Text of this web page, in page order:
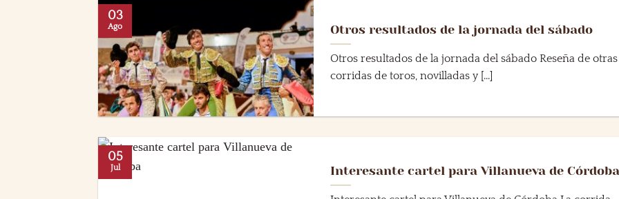
Otros resultados de la jornada del sábado
Otros resultados de la jornada del sábado Reseña de otras
corridas de toros, novilladas y [...]
03
Ago
Interesante cartel para Villanueva de Córdoba
05
Jul